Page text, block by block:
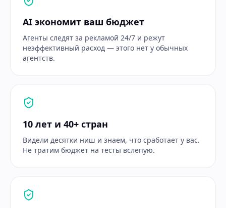
AI экономит ваш бюджет
Агенты следят за рекламой 24/7 и режут
неэффективный расход — этого нет у обычных
агентств.
10 лет и 40+ стран
Видели десятки ниш и знаем, что сработает у вас.
Не тратим бюджет на тесты вслепую.